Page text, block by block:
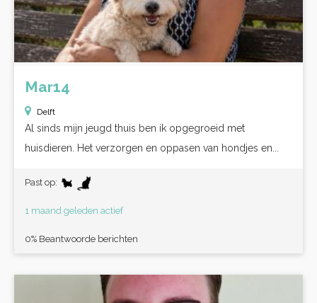
Mar14
Delft
Al sinds mijn jeugd thuis ben ik opgegroeid met
huisdieren. Het verzorgen en oppasen van hondjes en...
Past op:
1 maand geleden actief
0% Beantwoorde berichten